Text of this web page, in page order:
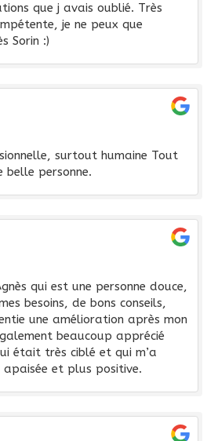
que j avais oublié. Très
je ne peux que
Sorin :)
surtout humaine Tout
belle personne.
qui est une personne douce,
besoins, de bons conseils,
une amélioration après mon
beaucoup apprécié
était très ciblé et qui m’a
apaisée et plus positive.